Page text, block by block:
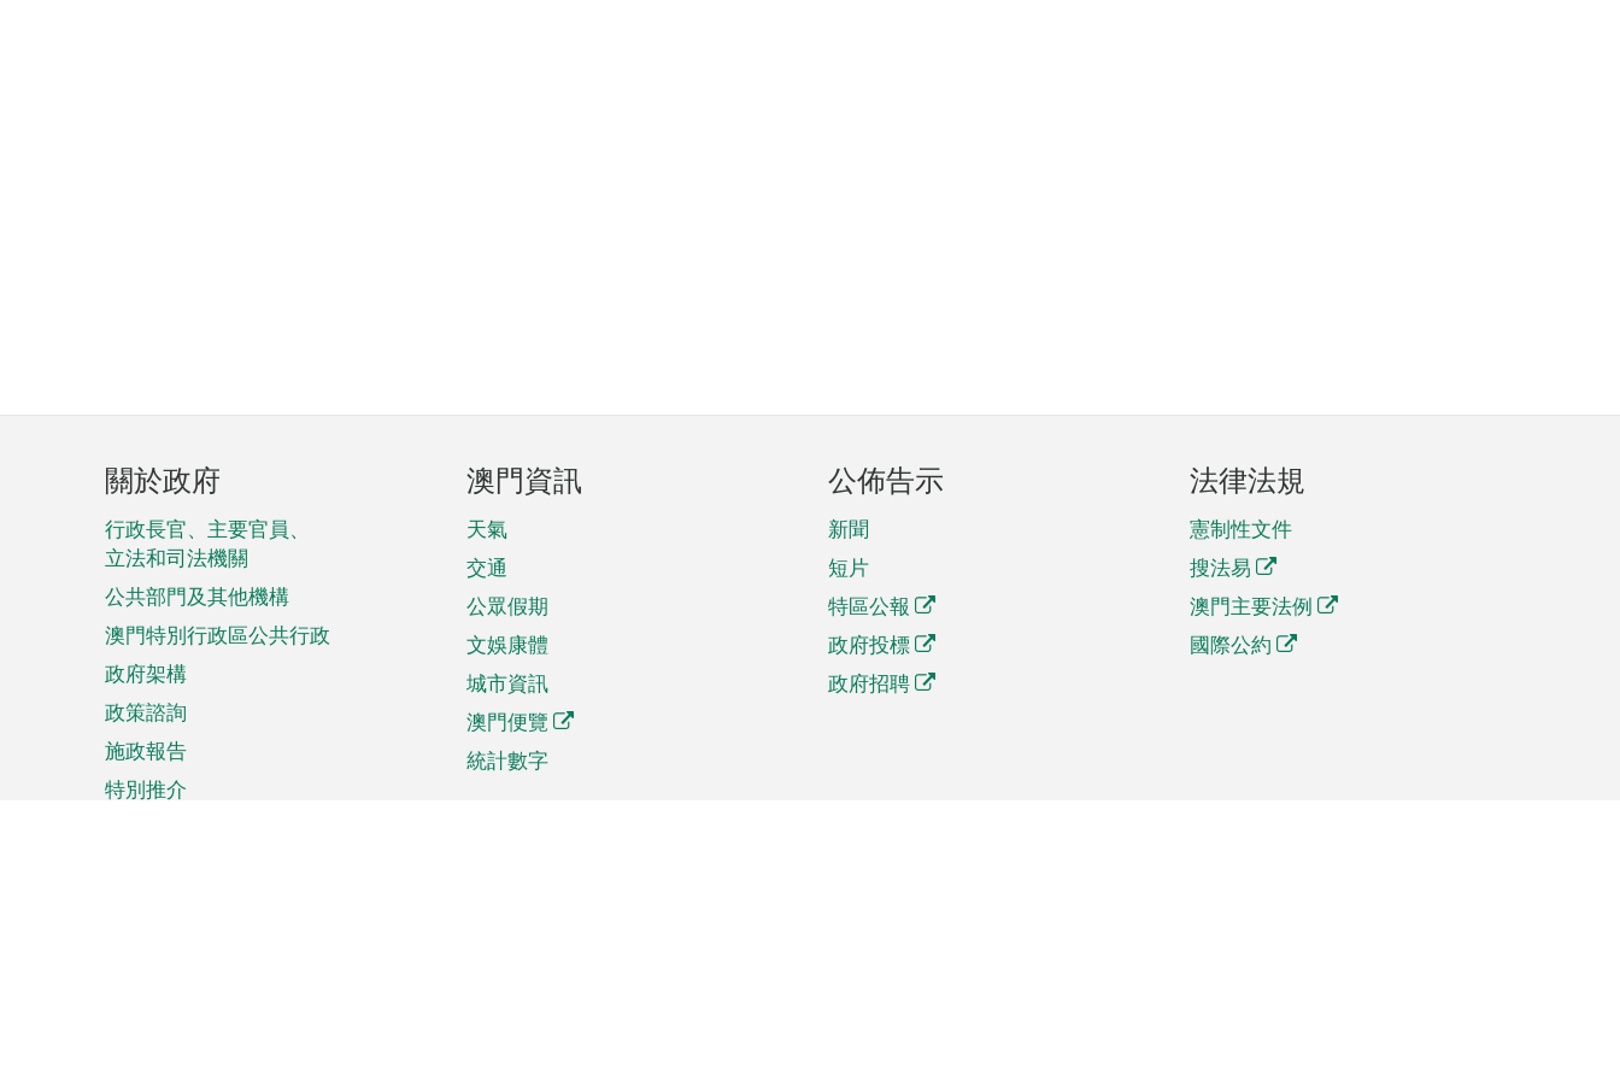
頁
腳
菜
單
關於政府
行政長官、主要官員、
立法和司法機關
公共部門及其他機構
澳門特別行政區公共行政
政府架構
政策諮詢
施政報告
特別推介
澳門資訊
天氣
交通
公眾假期
文娛康體
城市資訊
澳門便覽
統計數字
公佈告示
新聞
短片
特區公報
政府投標
政府招聘
法律法規
憲制性文件
搜法易
澳門主要法例
國際公約